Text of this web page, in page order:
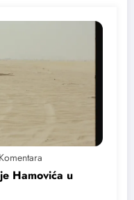
Hamovića u